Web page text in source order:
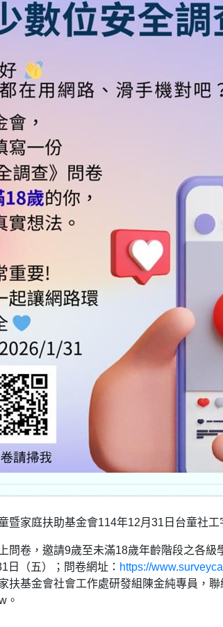
暨家庭扶助基金會114年12月31日台童社工
問卷，邀請9歲至未滿18歲年齡階段之各
日（五）；問卷網址： https://
扶基金會社會工作處研發組陳金純專員，
。